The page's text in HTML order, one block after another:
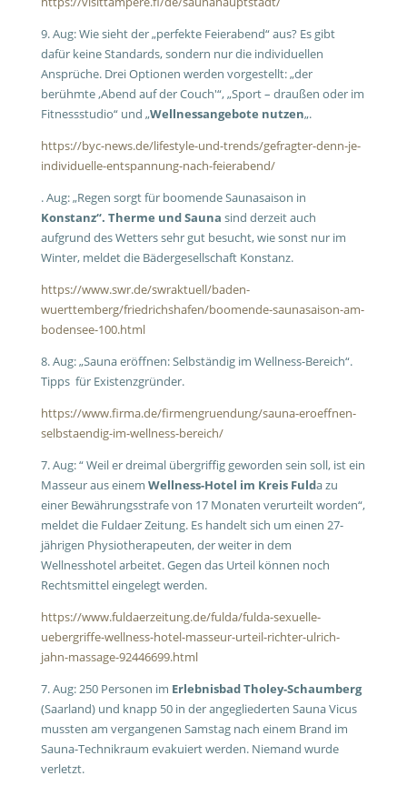
9. Aug: Wie sieht der „perfekte Feierabend“ aus? Es gibt
dafür keine Standards, sondern nur die individuellen
Ansprüche. Drei Optionen werden vorgestellt: „der
berühmte ‚Abend auf der Couch'“, „Sport – draußen oder im
Fitnessstudio“ und „Wellnessangebote nutzen„.
https://byc-news.de/lifestyle-und-trends/gefragter-denn-je-
individuelle-entspannung-nach-feierabend/
. Aug: „Regen sorgt für boomende Saunasaison in
Konstanz“. Therme und Sauna sind derzeit auch
aufgrund des Wetters sehr gut besucht, wie sonst nur im
Winter, meldet die Bädergesellschaft Konstanz.
https://www.swr.de/swraktuell/baden-
wuerttemberg/friedrichshafen/boomende-saunasaison-am-
bodensee-100.html
8. Aug: „Sauna eröffnen: Selbständig im Wellness-Bereich“.
Tipps für Existenzgründer.
https://www.firma.de/firmengruendung/sauna-eroeffnen-
selbstaendig-im-wellness-bereich/
7. Aug: “ Weil er dreimal übergriffig geworden sein soll, ist ein
Masseur aus einem Wellness-Hotel im Kreis Fulda zu
einer Bewährungsstrafe von 17 Monaten verurteilt worden“,
meldet die Fuldaer Zeitung. Es handelt sich um einen 27-
jährigen Physiotherapeuten, der weiter in dem
Wellnesshotel arbeitet. Gegen das Urteil können noch
Rechtsmittel eingelegt werden.
https://www.fuldaerzeitung.de/fulda/fulda-sexuelle-
uebergriffe-wellness-hotel-masseur-urteil-richter-ulrich-
jahn-massage-92446699.html
7. Aug: 250 Personen im Erlebnisbad Tholey-Schaumberg
(Saarland) und knapp 50 in der angegliederten Sauna Vicus
mussten am vergangenen Samstag nach einem Brand im
Sauna-Technikraum evakuiert werden. Niemand wurde
verletzt.